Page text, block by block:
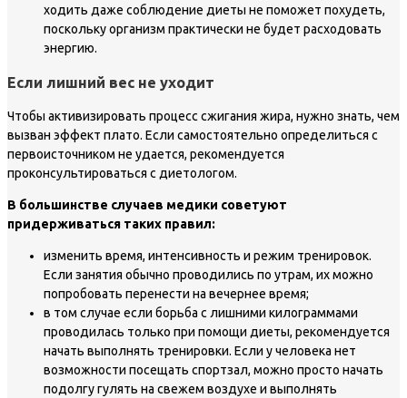
ходить даже соблюдение диеты не поможет похудеть,
поскольку организм практически не будет расходовать
энергию.
Если лишний вес не уходит
Чтобы активизировать процесс сжигания жира, нужно знать, чем
вызван эффект плато. Если самостоятельно определиться с
первоисточником не удается, рекомендуется
проконсультироваться с диетологом.
В большинстве случаев медики советуют
придерживаться таких правил:
изменить время, интенсивность и режим тренировок.
Если занятия обычно проводились по утрам, их можно
попробовать перенести на вечернее время;
в том случае если борьба с лишними килограммами
проводилась только при помощи диеты, рекомендуется
начать выполнять тренировки. Если у человека нет
возможности посещать спортзал, можно просто начать
подолгу гулять на свежем воздухе и выполнять